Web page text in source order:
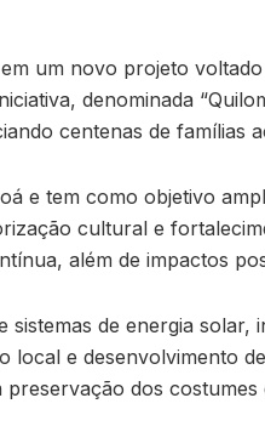
um novo projeto
denominada
centenas de famílias
e tem como objetivo
cultural e
além de impactos
de energia
e desenvolvimento
dos costumes